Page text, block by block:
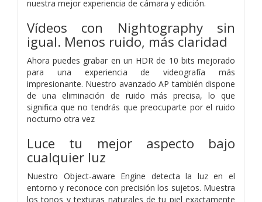
nuestra mejor experiencia de cámara y edición.
Vídeos con Nightography sin
igual. Menos ruido, más claridad
Ahora puedes grabar en un HDR de 10 bits mejorado
para una experiencia de videografía más
impresionante. Nuestro avanzado AP también dispone
de una eliminación de ruido más precisa, lo que
significa que no tendrás que preocuparte por el ruido
nocturno otra vez
Luce tu mejor aspecto bajo
cualquier luz
Nuestro Object-aware Engine detecta la luz en el
entorno y reconoce con precisión los sujetos. Muestra
los tonos y texturas naturales de tu piel exactamente